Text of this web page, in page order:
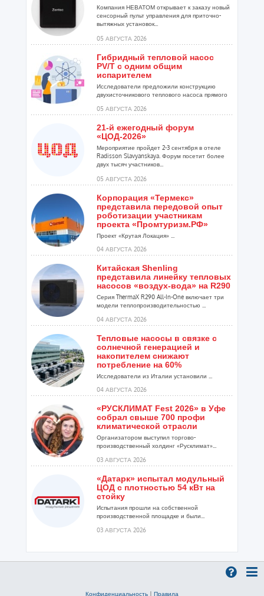
Компания НЕВАТОМ открывает к заказу новый
сенсорный пульт управления для приточно-
вытяжных установок...
05 АВГУСТА 2026
Гибридный тепловой насос
PV/T с одним общим
испарителем
Исследователи предложили конструкцию
двухисточникового теплового насоса прямого
05 АВГУСТА 2026
21-й ежегодный форум
«ЦОД-2026»
Мероприятие пройдет 2-3 сентября в отеле
Radisson Slavyanskaya. Форум посетит более
двух тысяч участников...
05 АВГУСТА 2026
Корпорация «Термекс»
представила передовой опыт
роботизации участникам
проекта «Промтуризм.РФ»
Проект «Крутая Локация» ...
04 АВГУСТА 2026
Китайская Shenling
представила линейку тепловых
насосов «воздух-вода» на R290
Серия ThermaX R290 All-In-One включает три
модели теплопроизводительностью ...
04 АВГУСТА 2026
Тепловые насосы в связке с
солнечной генерацией и
накопителем снижают
потребление на 60%
Исследователи из Италии установили ...
04 АВГУСТА 2026
«РУСКЛИМАТ Fest 2026» в Уфе
собрал свыше 700 профи
климатической отрасли
Организатором выступил торгово-
производственный холдинг «Русклимат»...
03 АВГУСТА 2026
«Датарк» испытал модульный
ЦОД с плотностью 54 кВт на
стойку
Испытания прошли на собственной
производственной площадке и были...
03 АВГУСТА 2026
Конфиденциальность | Правила